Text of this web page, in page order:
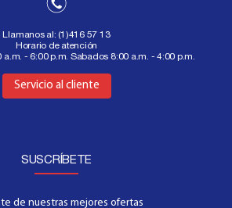
Llamanos al: (1)416 57 13
Horario de atención
a.m. - 6:00 p.m. Sabados 8:00 a.m. - 4:00 p.m.
Servicio al cliente
Aquí
SUSCRÍBETE
de nuestras mejores ofertas